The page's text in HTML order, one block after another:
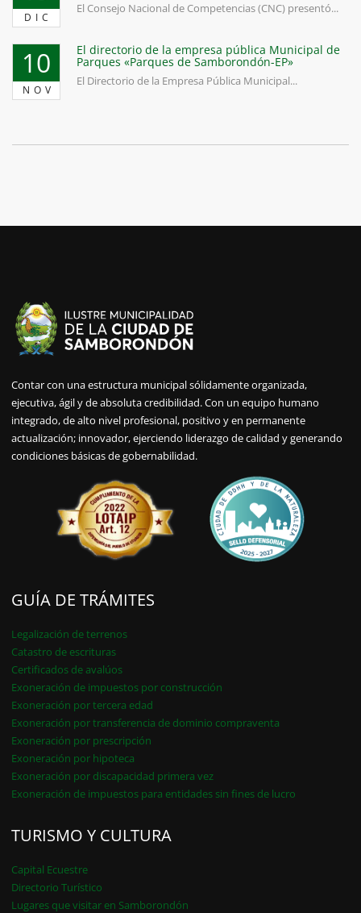
DIC
El Consejo Nacional de Competencias (CNC) presentó...
10
NOV
El directorio de la empresa pública Municipal de
Parques «Parques de Samborondón-EP»
El Directorio de la Empresa Pública Municipal...
Contar con una estructura municipal sólidamente organizada,
ejecutiva, ágil y de absoluta credibilidad. Con un equipo humano
integrado, de alto nivel profesional, positivo y en permanente
actualización; innovador, ejerciendo liderazgo de calidad y generando
condiciones básicas de gobernabilidad.
GUÍA DE TRÁMITES
Legalización de terrenos
Catastro de escrituras
Certificados de avalúos
Exoneración de impuestos por construcción
Exoneración por tercera edad
Exoneración por transferencia de dominio compraventa
Exoneración por prescripción
Exoneración por hipoteca
Exoneración por discapacidad primera vez
Exoneración de impuestos para entidades sin fines de lucro
TURISMO Y CULTURA
Capital Ecuestre
Directorio Turístico
Lugares que visitar en Samborondón